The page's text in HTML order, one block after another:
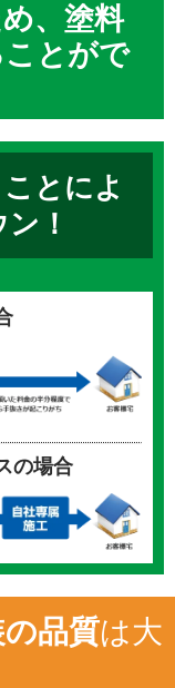
、塗料
とがで
とによ
！
の場合
品質は大